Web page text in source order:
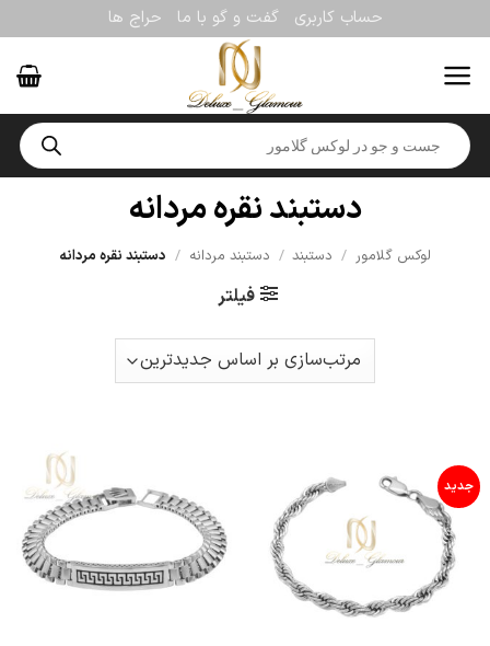
to
content
حساب کاربری گفت و گو با ما حراج ها
Products
search
دستبند نقره مردانه
لوکس گلامور / دستبند / دستبند مردانه / دستبند نقره مردانه
فیلتر
جدید